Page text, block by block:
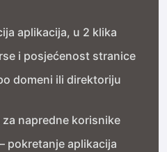
aplikacija, u 2 klika
i posjećenost stranice
domeni ili direktoriju
napredne korisnike
pokretanje aplikacija